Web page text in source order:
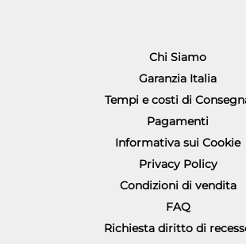
Chi Siamo
Garanzia Italia
Tempi e costi di
Pagamenti
Informativa sui Cookie
Privacy Policy
Condizioni di vendita
FAQ
Richiesta diritto di